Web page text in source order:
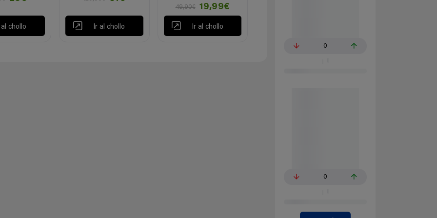
al chollo Ir al chollo
49,90€
19,99€
Ir al chollo
0
0